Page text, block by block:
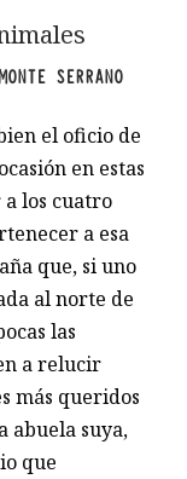
SERRANO
el oficio de
en estas
los cuatro
a esa
que, si uno
al norte de
las
a relucir
más queridos
abuela suya,
que